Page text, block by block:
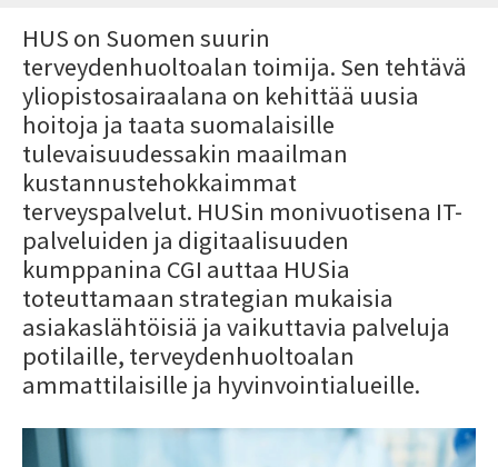
HUS on Suomen suurin
terveydenhuoltoalan toimija. Sen tehtävä
yliopistosairaalana on kehittää uusia
hoitoja ja taata suomalaisille
tulevaisuudessakin maailman
kustannustehokkaimmat
terveyspalvelut. HUSin monivuotisena IT-
palveluiden ja digitaalisuuden
kumppanina CGI auttaa HUSia
toteuttamaan strategian mukaisia
asiakaslähtöisiä ja vaikuttavia palveluja
potilaille, terveydenhuoltoalan
ammattilaisille ja hyvinvointialueille.